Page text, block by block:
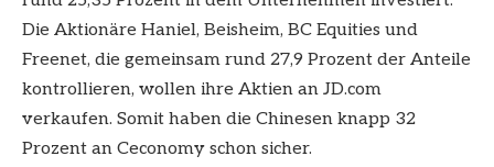
Die Aktionäre Haniel, Beisheim, BC Equities und
Freenet, die gemeinsam rund 27,9 Prozent der Anteile
kontrollieren, wollen ihre Aktien an JD.com
verkaufen. Somit haben die Chinesen knapp 32
Prozent an Ceconomy schon sicher.